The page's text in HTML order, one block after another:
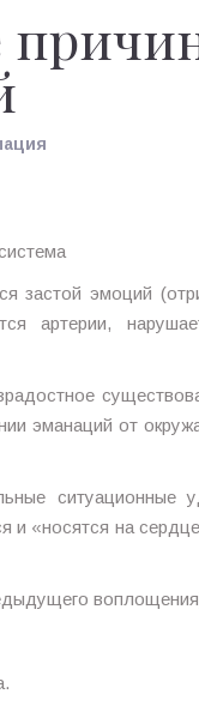
застой эмоций
артерии,
эманаций от
ситуационные
и «носятся на